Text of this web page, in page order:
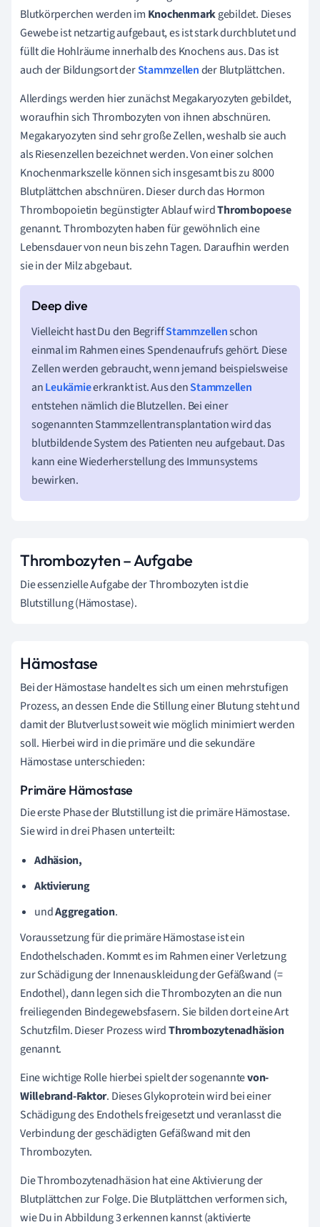
Blutkörperchen werden im Knochenmarkgebildet. Dieses
Gewebe ist netzartig aufgebaut, es ist stark durchblutet und
füllt die Hohlräume innerhalb des Knochens aus. Das ist
auch der Bildungsort derStammzellender Blutplättchen.
Allerdings werden hier zunächst Megakaryozyten gebildet,
woraufhin sich Thrombozyten von ihnen abschnüren.
Megakaryozyten sind sehr große Zellen, weshalb sie auch
als Riesenzellen bezeichnet werden. Von einer solchen
Knochenmarkszelle können sich insgesamt bis zu 8000
Blutplättchen abschnüren. Dieser durch das Hormon
Thrombopoietin begünstigter Ablauf wirdThrombopoese
genannt. Thrombozyten haben für gewöhnlich eine
Lebensdauer von neun bis zehn Tagen. Daraufhin werden
sie in der Milz abgebaut.
Vielleicht hast Du den BegriffStammzellenschon
einmal im Rahmen eines Spendenaufrufs gehört. Diese
Zellen werden gebraucht, wenn jemand beispielsweise
anLeukämieerkrankt ist. Aus denStammzellen
entstehen nämlich die Blutzellen. Bei einer
sogenannten Stammzellentransplantation wird das
blutbildende System des Patienten neu aufgebaut. Das
kann eine Wiederherstellung des Immunsystems
bewirken.
Thrombozyten – Aufgabe
Die essenzielle Aufgabe der Thrombozyten ist die
Blutstillung (Hämostase).
Hämostase
Bei der Hämostase handelt es sich um einen mehrstufigen
Prozess, an dessen Ende die Stillung einer Blutung steht und
damit der Blutverlust soweit wie möglich minimiert werden
soll. Hierbei wird in die primäre und die sekundäre
Hämostase unterschieden:
Primäre Hämostase
Die erste Phase der Blutstillung ist die primäre Hämostase.
Sie wird in drei Phasen unterteilt:
Adhäsion,
Aktivierung
undAggregation.
Voraussetzung für die primäre Hämostase ist ein
Endothelschaden. Kommt es im Rahmen einer Verletzung
zur Schädigung der Innenauskleidung der Gefäßwand (=
Endothel), dann legen sich die Thrombozyten an die nun
freiliegenden Bindegewebsfasern. Sie bilden dort eine Art
Schutzfilm. Dieser Prozess wirdThrombozytenadhäsion
genannt.
Eine wichtige Rolle hierbei spielt der sogenanntevon-
Willebrand-Faktor. Dieses Glykoprotein wird bei einer
Schädigung des Endothels freigesetzt und veranlasst die
Verbindung der geschädigten Gefäßwand mit den
Thrombozyten.
Die Thrombozytenadhäsion hat eine Aktivierung der
Blutplättchen zur Folge. Die Blutplättchen verformen sich,
wie Du in Abbildung 3 erkennen kannst (aktivierte